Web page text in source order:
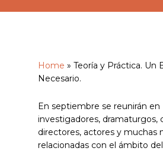
Home » Teoría y Práctica. Un
Necesario.
En septiembre se reunirán en
investigadores, dramaturgos,
directores, actores y muchas
relacionadas con el ámbito